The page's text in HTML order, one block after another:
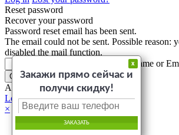
Reset password
Recover your password
Password reset email has been sent.
The email could not be sent. Possible reason:
disabled the mail function.
Username or
A password will be e-mailed to you.
Log in
×
x
Закажи прямо сейчас и
получи скидку!
ЗАКАЗАТЬ